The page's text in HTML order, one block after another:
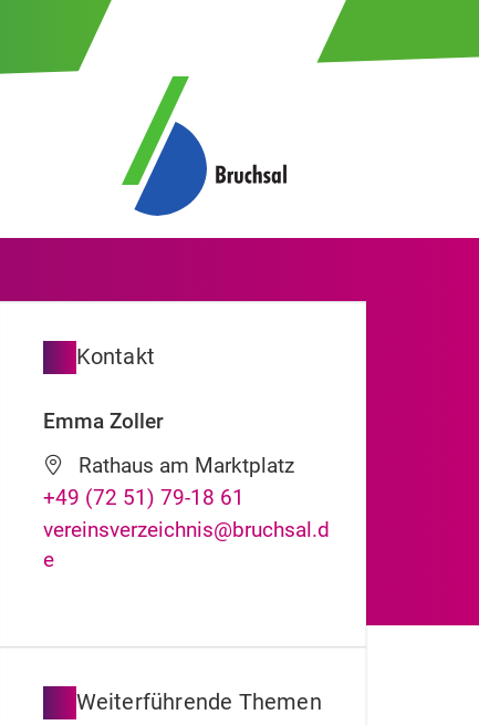
Kontakt
Emma Zoller
Rathaus am Marktplatz
vereinsverzeichnis@bruchsal.d
e
+49 (72 51) 79-18 61
Weiterführende Themen